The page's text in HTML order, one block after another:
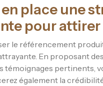
place une
pour attirer
le référencement
En proposant
témoignages pertinents,
également la